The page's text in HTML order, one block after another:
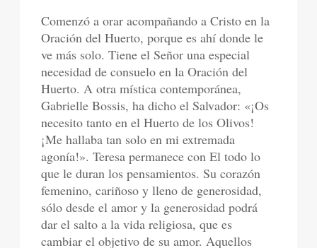
Comenzó a orar acompañando a Cristo en la
Oración del Huerto, porque es ahí donde le
ve más solo. Tiene el Señor una especial
necesidad de consuelo en la Oración del
Huerto. A otra mística contemporánea,
Gabrielle Bossis, ha dicho el Salvador: «¡Os
necesito tanto en el Huerto de los Olivos!
¡Me hallaba tan solo en mi extremada
agonía!». Teresa permanece con El todo lo
que le duran los pensamientos. Su corazón
femenino, cariñoso y lleno de generosidad,
sólo desde el amor y la generosidad podrá
dar el salto a la vida religiosa, que es
cambiar el objetivo de su amor. Aquellos